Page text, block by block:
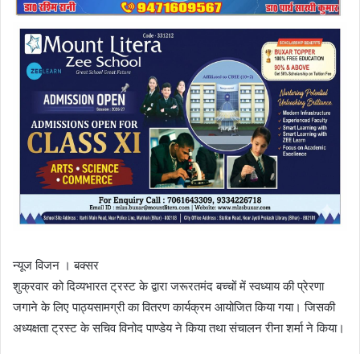
न्यूज विजन । बक्सर
शुक्रवार को दिव्यभारत ट्रस्ट के द्वारा जरूरतमंद बच्चों में स्वध्याय की प्रेरणा
जगाने के लिए पाठ्यसामग्री का वितरण कार्यक्रम आयोजित किया गया। जिसकी
अध्यक्षता ट्रस्ट के सचिव विनोद पाण्डेय ने किया तथा संचालन रीना शर्मा ने किया।